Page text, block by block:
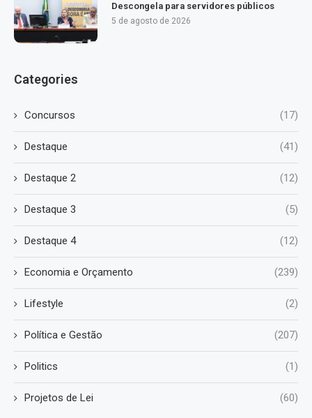
Descongela para servidores públicos
5 de agosto de 2026
Categories
Concursos (17)
Destaque (41)
Destaque 2 (12)
Destaque 3 (5)
Destaque 4 (12)
Economia e Orçamento (239)
Lifestyle (2)
Política e Gestão (207)
Politics (1)
Projetos de Lei (60)